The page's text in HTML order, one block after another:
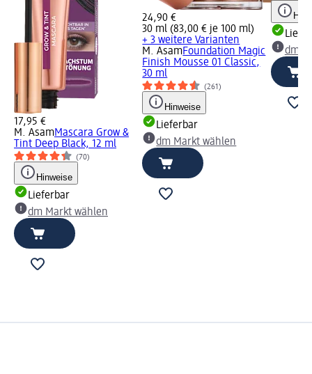
17,95 €
M. AsamMascara Grow &
Tint Deep Black, 12 ml
(70)
Hinweise
Lieferbar
dm Markt wählen
24,90 €
30 ml (83,00 € je 100 ml)
+ 3 weitere Varianten
M. AsamFoundation Magic
Finish Mousse 01 Classic,
30 ml
(261)
Hinweise
Lieferbar
dm Markt wählen
dm